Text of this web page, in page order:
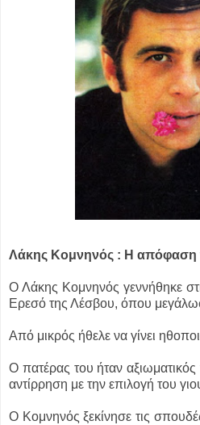
Λάκης Κομνηνός : Η απόφαση
Ο Λάκης Κομνηνός γεννήθηκε
Ερεσό της Λέσβου, όπου
Από μικρός ήθελε να γίνει
Ο πατέρας του ήταν αξιωματικός
αντίρρηση με την επιλογή του
Ο Κομνηνός ξεκίνησε τις